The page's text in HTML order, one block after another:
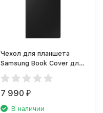
Чехол для планшета
Samsung Book Cover для
Galaxy Tab S7+/S7 FE,
чёрный
7 990₽
В наличии